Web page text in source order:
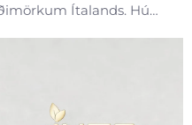
Ítalands. Hún
...